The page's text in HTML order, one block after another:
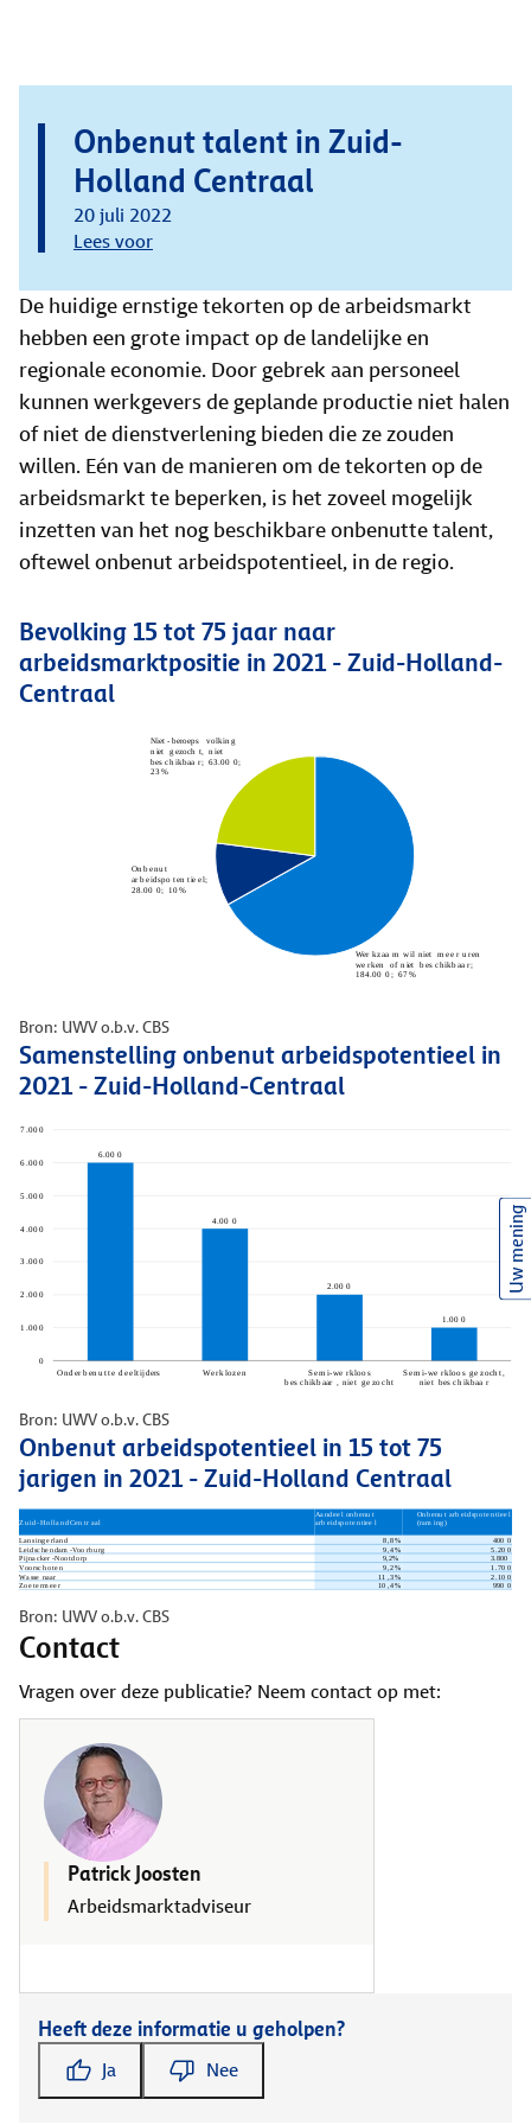
Onbenut talent in Zuid-
Holland Centraal
20 juli 2022
Lees voor
De huidige ernstige tekorten op de arbeidsmarkt
hebben een grote impact op de landelijke en
regionale economie. Door gebrek aan personeel
kunnen werkgevers de geplande productie niet halen
of niet de dienstverlening bieden die ze zouden
willen. Eén van de manieren om de tekorten op de
arbeidsmarkt te beperken, is het zoveel mogelijk
inzetten van het nog beschikbare onbenutte talent,
oftewel onbenut arbeidspotentieel, in de regio.
Bevolking 15 tot 75 jaar naar
arbeidsmarktpositie in 2021 - Zuid-Holland-
Centraal
Bron: UWV o.b.v. CBS
Samenstelling onbenut arbeidspotentieel in
2021 - Zuid-Holland-Centraal
Bron: UWV o.b.v. CBS
Onbenut arbeidspotentieel in 15 tot 75
jarigen in 2021 - Zuid-Holland Centraal
Bron: UWV o.b.v. CBS
Contact
Vragen over deze publicatie? Neem contact op met:
Patrick Joosten
Arbeidsmarktadviseur
Heeft deze informatie u geholpen?
Ja Nee
Uw mening